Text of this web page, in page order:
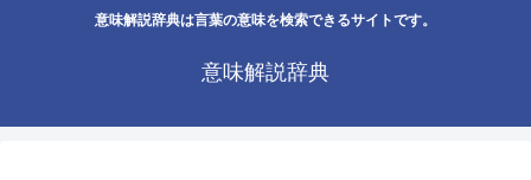
意味解説辞典は言葉の意味を検索できるサイトです。
意味解説辞典